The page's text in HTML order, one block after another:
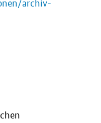
archiv-